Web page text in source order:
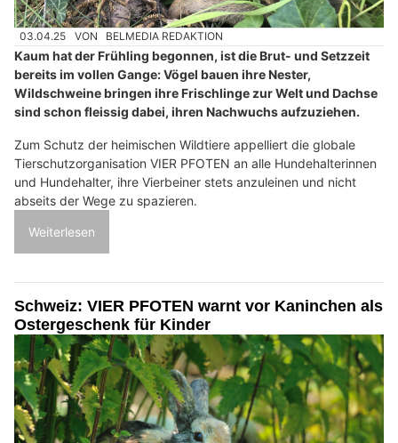
03.04.25 VON BELMEDIA REDAKTION
Kaum hat der Frühling begonnen, ist die Brut- und Setzzeit
bereits im vollen Gange: Vögel bauen ihre Nester,
Wildschweine bringen ihre Frischlinge zur Welt und Dachse
sind schon fleissig dabei, ihren Nachwuchs aufzuziehen.
Zum Schutz der heimischen Wildtiere appelliert die globale
Tierschutzorganisation VIER PFOTEN an alle Hundehalterinnen
und Hundehalter, ihre Vierbeiner stets anzuleinen und nicht
abseits der Wege zu spazieren.
Weiterlesen
Schweiz: VIER PFOTEN warnt vor Kaninchen als
Ostergeschenk für Kinder